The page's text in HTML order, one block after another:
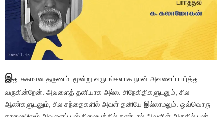
இது சுகமான தருணம். மூன்று வருடங்களாக நான் அவளைப் பார்த்து
வருகின்றேன். அவளைத் தனியாக அல்ல. சிநேகிதிகளுடனும், சில
ஆண்களுடனும், சில சந்தைகளில் அவள் தனியே இல்லாமலும். ஒவ்வொரு